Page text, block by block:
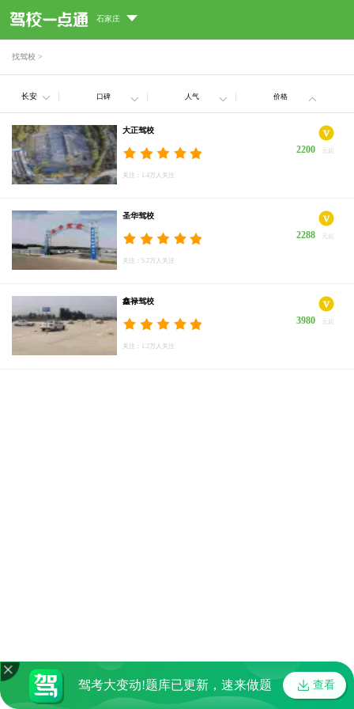
石家庄
找驾校 >
长安 口碑 人气 价格
大正驾校
2200 元起
关注：1.4万人关注
圣华驾校
2288 元起
关注：5.2万人关注
鑫禄驾校
3980 元起
关注：1.2万人关注
驾考大变动!题库已更新，速来做题 查看